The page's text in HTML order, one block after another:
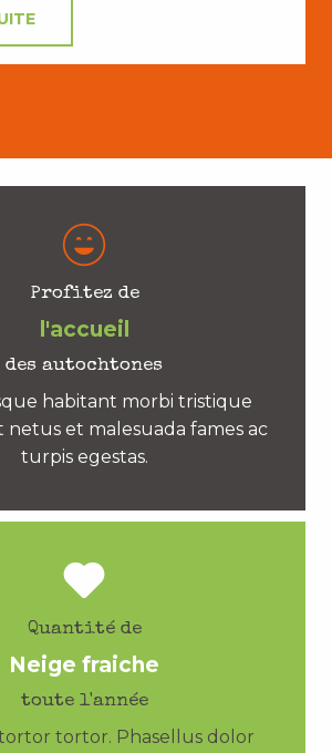
Profitez de
l'accueil
des autochtones
habitant morbi tristique
netus et malesuada fames ac
turpis egestas.
Quantité de
Neige fraiche
toute l'année
tortor. Phasellus dolor